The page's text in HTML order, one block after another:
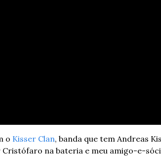
o Kisser Clan, banda que tem Andreas
na bateria e meu amigo-e-